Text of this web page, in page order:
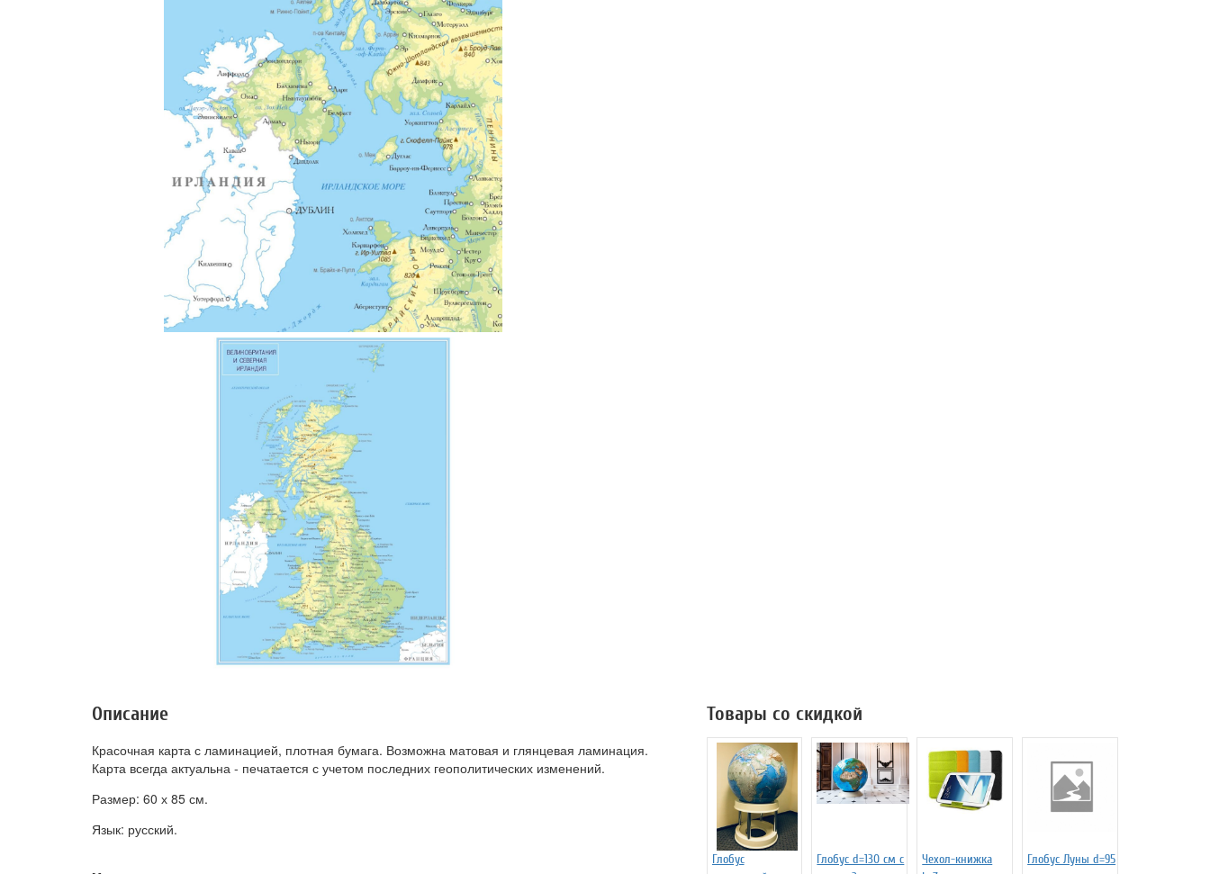
Описание
Красочная карта с ламинацией, плотная бумага. Возможна матовая и глянцевая ламинация.
Карта всегда актуальна - печатается с учетом последних геополитических изменений.
Размер: 60 х 85 см.
Язык: русский.
Товары со скидкой
Глобус
Глобус d=130 см c
Чехол-книжка
Глобус Луны d=95